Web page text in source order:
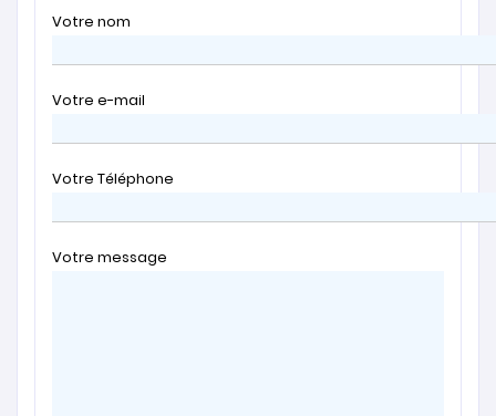
Votre nom
Votre e-mail
Votre Téléphone
Votre message